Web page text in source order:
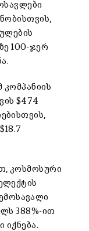
100-ჯერ
კომპანიის
$474
კოსმოსური
388%-ით
იქნება.